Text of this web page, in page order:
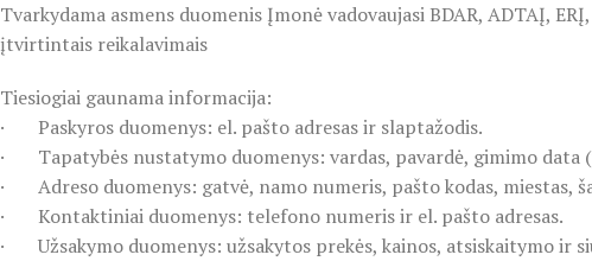
Tvarkydama asmens duomenis Įmonė vadovaujasi BDAR, ADTAĮ,
įtvirtintais reikalavimais
Tiesiogiai gaunama informacija:
· Paskyros duomenys: el. pašto adresas ir slaptažodis.
· Tapatybės nustatymo duomenys: vardas, pavardė, gimimo data
· Adreso duomenys: gatvė, namo numeris, pašto kodas, miestas,
· Kontaktiniai duomenys: telefono numeris ir el. pašto adresas.
· Užsakymo duomenys: užsakytos prekės, kainos, atsiskaitymo ir